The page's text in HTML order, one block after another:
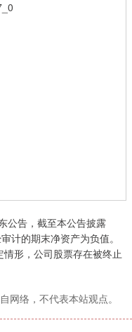
告，截至本公告披露
计的期末净资产为负值。
形，公司股票存在被终止
网络，不代表本站观点。